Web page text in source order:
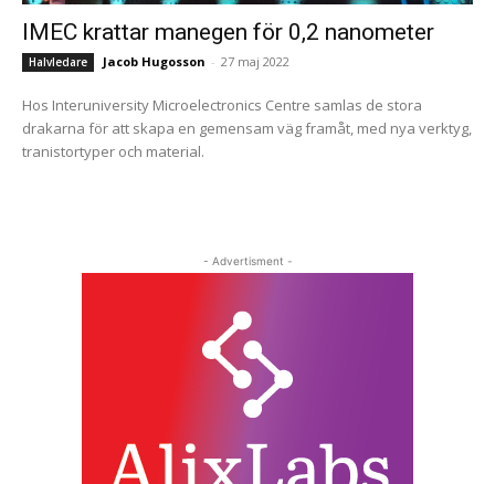
IMEC krattar manegen för 0,2 nanometer
Halvledare Jacob Hugosson - 27 maj 2022
Hos Interuniversity Microelectronics Centre samlas de stora
drakarna för att skapa en gemensam väg framåt, med nya verktyg,
tranistortyper och material.
- Advertisment -